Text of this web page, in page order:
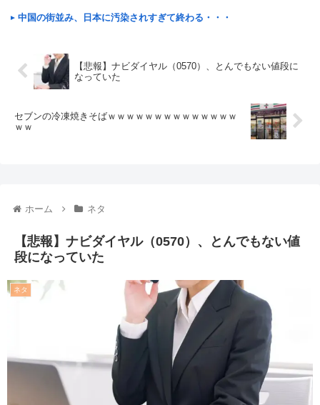
中国の街並み、日本に汚染されすぎて終わる・・・
【悲報】ナビダイヤル（0570）、とんでもない値段に
なっていた
セブンの冷凍焼きそばｗｗｗｗｗｗｗｗｗｗｗｗｗｗ
ｗｗ
ホーム ネタ
【悲報】ナビダイヤル（0570）、とんでもない値
段になっていた
ネタ